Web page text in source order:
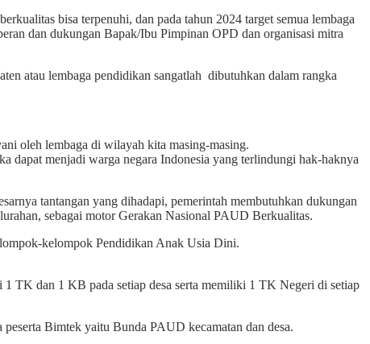
bisa terpenuhi, dan pada tahun 2024 target semua lembaga
dan dukungan Bapak/Ibu Pimpinan OPD dan organisasi mitra
atau lembaga pendidikan sangatlah dibutuhkan dalam rangka
oleh lembaga di wilayah kita masing-masing.
dapat menjadi warga negara Indonesia yang terlindungi hak-haknya
tantangan yang dihadapi, pemerintah membutuhkan dukungan
sebagai motor Gerakan Nasional PAUD Berkualitas.
kelompok Pendidikan Anak Usia Dini.
TK dan 1 KB pada setiap desa serta memiliki 1 TK Negeri di setiap
Bimtek yaitu Bunda PAUD kecamatan dan desa.